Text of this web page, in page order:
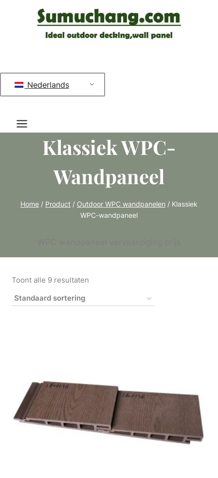
Nederlands
Klassiek WPC-
Wandpaneel
Home / Product / Outdoor WPC wandpanelen / Klassiek
WPC-wandpaneel
Toont alle 9 resultaten